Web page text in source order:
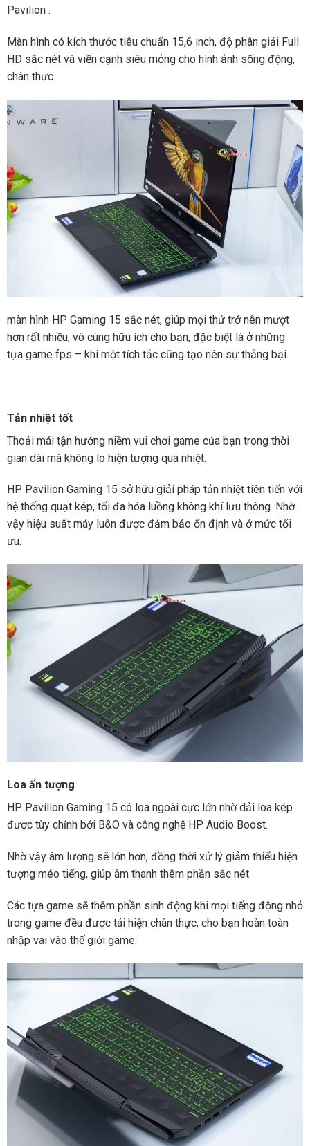
Pavilion .
Màn hình có kích thước tiêu chuẩn 15,6 inch, độ phân giải Full
HD sắc nét và viền cạnh siêu mỏng cho hình ảnh sống động,
chân thực.
màn hình HP Gaming 15 sắc nét, giúp mọi thứ trở nên mượt
hơn rất nhiều, vô cùng hữu ích cho bạn, đặc biệt là ở những
tựa game fps – khi một tích tắc cũng tạo nên sự thắng bại.
Tản nhiệt tốt
Thoải mái tận hưởng niềm vui chơi game của bạn trong thời
gian dài mà không lo hiện tượng quá nhiệt.
HP Pavilion Gaming 15 sở hữu giải pháp tản nhiệt tiên tiến với
hệ thống quạt kép, tối đa hóa luồng không khí lưu thông. Nhờ
vậy hiệu suất máy luôn được đảm bảo ổn định và ở mức tối
ưu.
Loa ấn tượng
HP Pavilion Gaming 15 có loa ngoài cực lớn nhờ dải loa kép
được tùy chỉnh bởi B&O và công nghệ HP Audio Boost.
Nhờ vậy âm lượng sẽ lớn hơn, đồng thời xử lý giảm thiểu hiện
tượng méo tiếng, giúp âm thanh thêm phần sắc nét.
Các tựa game sẽ thêm phần sinh động khi mọi tiếng động nhỏ
trong game đều được tái hiện chân thực, cho bạn hoàn toàn
nhập vai vào thế giới game.